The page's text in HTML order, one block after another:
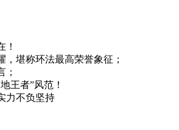
！
堪称环法最高荣誉象征；
；
王者”风范！
力不负坚持